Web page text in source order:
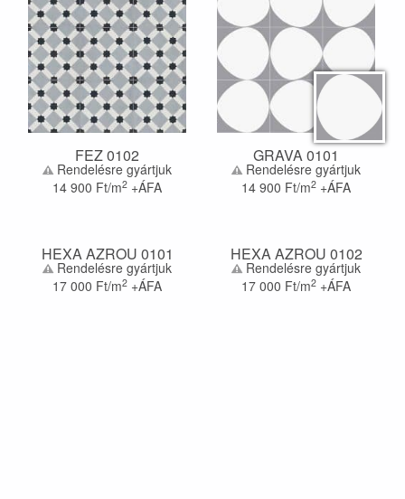
FEZ 0102
Rendelésre gyártjuk
14 900 Ft/m2 +ÁFA
GRAVA 0101
Rendelésre gyártjuk
14 900 Ft/m2 +ÁFA
HEXA AZROU 0101
Rendelésre gyártjuk
17 000 Ft/m2 +ÁFA
HEXA AZROU 0102
Rendelésre gyártjuk
17 000 Ft/m2 +ÁFA